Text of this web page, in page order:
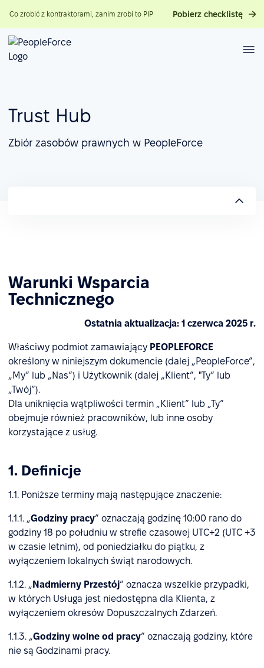
Co zrobić z kontraktorami, zanim zrobi to PIP Pobierz checklistę
Trust Hub
Zbiór zasobów prawnych w PeopleForce
Warunki Wsparcia
Technicznego
Ostatnia aktualizacja: 1 czerwca 2025 r.
Właściwy podmiot zamawiający PEOPLEFORCE
określony w niniejszym dokumencie (dalej „PeopleForce”,
„My” lub „Nas”) i Użytkownik (dalej „Klient”, "Ty” lub
„Twój”).
Dla uniknięcia wątpliwości termin „Klient” lub „Ty”
obejmuje również pracowników, lub inne osoby
korzystające z usług.
1. Definicje
1.1. Poniższe terminy mają następujące znaczenie:
1.1.1. „Godziny pracy” oznaczają godzinę 10:00 rano do
godziny 18 po południu w strefie czasowej UTC+2 (UTC +3
w czasie letnim), od poniedziałku do piątku, z
wyłączeniem lokalnych świąt narodowych.
1.1.2. „ Nadmierny Przestój” oznacza wszelkie przypadki,
w których Usługa jest niedostępna dla Klienta, z
wyłączeniem okresów Dopuszczalnych Zdarzeń.
1.1.3. „Godziny wolne od pracy” oznaczają godziny, które
nie są Godzinami pracy.